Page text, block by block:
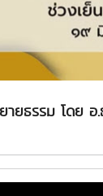
ยธรรม โดย อ